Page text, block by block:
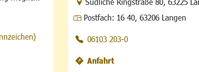
Postfach: 16 40, 63206 Langen
06103 203-0
Anfahrt